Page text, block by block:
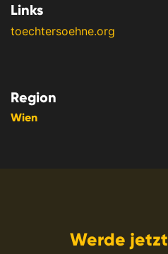
Links
toechtersoehne.org
Region
Wien
Werde